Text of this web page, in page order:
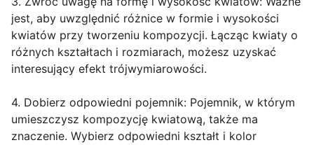
jest, aby uwzględnić różnice w formie i wysokości
kwiatów przy tworzeniu kompozycji. Łącząc kwiaty o
różnych kształtach i rozmiarach, możesz uzyskać
interesujący efekt trójwymiarowości.
4. Dobierz odpowiedni pojemnik: Pojemnik, w którym
umieszczysz kompozycję kwiatową, także ma
znaczenie. Wybierz odpowiedni kształt i kolor